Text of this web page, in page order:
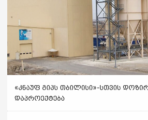
«ᲙᲜᲐᲣᲤ ᲒᲘᲞᲡ ᲗᲑᲘᲚᲘᲡᲘ»-ᲡᲗᲕᲘᲡ
ᲓᲐᲞᲠᲝᲔᲥᲢᲔᲑᲐ